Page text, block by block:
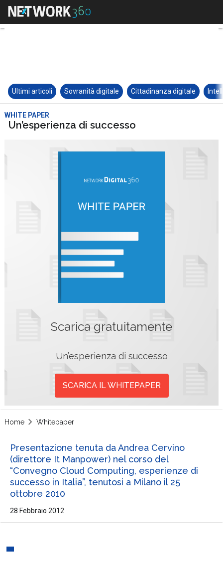
Ultimi articoli Sovranità digitale Cittadinanza digitale
WHITE PAPER
Un’esperienza di successo
Scarica gratuitamente
Un’esperienza di successo
SCARICA IL WHITEPAPER
Home Whitepaper
Presentazione tenuta da Andrea Cervino
(direttore It Manpower) nel corso del
“Convegno Cloud Computing, esperienze di
successo in Italia”, tenutosi a Milano il 25
ottobre 2010
28 Febbraio 2012